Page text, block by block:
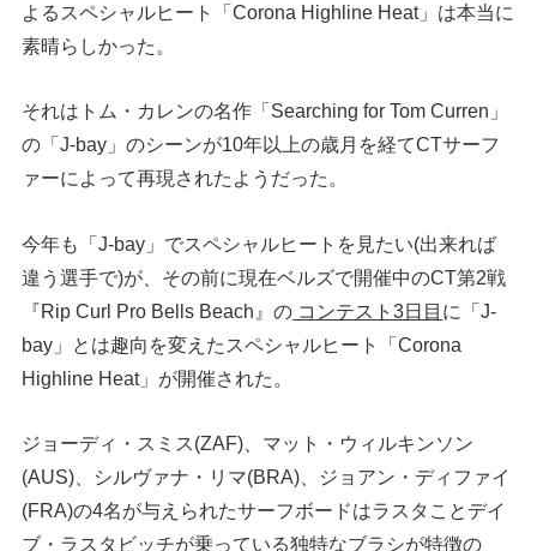
よるスペシャルヒート「Corona Highline Heat」は本当に
素晴らしかった。
それはトム・カレンの名作「Searching for Tom Curren」
の「J-bay」のシーンが10年以上の歳月を経てCTサーフ
ァーによって再現されたようだった。
今年も「J-bay」でスペシャルヒートを見たい(出来れば
違う選手で)が、その前に現在ベルズで開催中のCT第2戦
『Rip Curl Pro Bells Beach』の コンテスト3日目 に「J-
bay」とは趣向を変えたスペシャルヒート「Corona
Highline Heat」が開催された。
ジョーディ・スミス(ZAF)、マット・ウィルキンソン
(AUS)、シルヴァナ・リマ(BRA)、ジョアン・ディファイ
(FRA)の4名が与えられたサーフボードはラスタことデイ
ブ・ラスタビッチが乗っている独特なブラシが特徴の